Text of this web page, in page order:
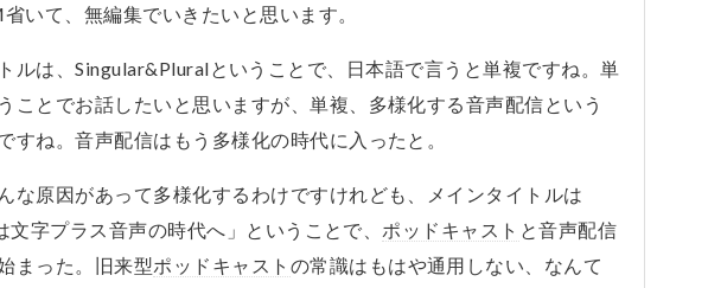
いて、無編集でいきたいと思います。
ルは、Singular&Pluralということで、日本語で言うと単複ですね。単
ことでお話したいと思いますが、単複、多様化する音声配信という
すね。音声配信はもう多様化の時代に入ったと。
な原因があって多様化するわけですけれども、メインタイトルは
文字プラス音声の時代へ」ということで、 ポッドキャスト と音声配信
まった。旧来型ポッドキャスト の常識はもはや通用しない、なんて